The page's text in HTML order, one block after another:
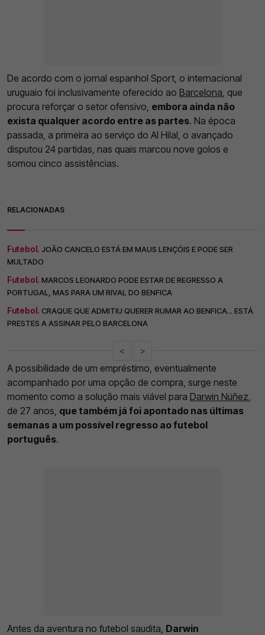
De acordo com o jornal espanhol Sport, o internacional
uruguaio foi inclusivamente oferecido ao Barcelona , que
procura reforçar o setor ofensivo, embora ainda não
exista qualquer acordo entre as partes. Na época
passada, a primeira ao serviço do Al Hilal, o avançado
disputou 24 partidas, nas quais marcou nove golos e
somou cinco assistências.
RELACIONADAS
Futebol. JOÃO CANCELO ESTÁ EM MAUS LENÇÓIS E PODE SER
MULTADO
Futebol. MARCOS LEONARDO PODE ESTAR DE REGRESSO A
PORTUGAL, MAS PARA UM RIVAL DO BENFICA
Futebol. CRAQUE QUE ADMITIU QUERER RUMAR AO BENFICA... ESTÁ
PRESTES A ASSINAR PELO BARCELONA
< >
A possibilidade de um empréstimo, eventualmente
acompanhado por uma opção de compra, surge neste
momento como a solução mais viável para Darwin Núñez
de 27 anos, que também já foi apontado nas últimas
semanas a um possível regresso ao futebol
português.
Antes da aventura no futebol saudita, Darwin